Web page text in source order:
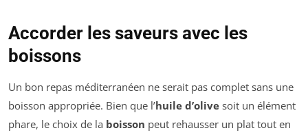
Accorder les saveurs avec les
boissons
Un bon repas méditerranéen ne serait pas complet sans une
boisson appropriée. Bien que l’huile d’olive soit un élément
phare, le choix de la boisson peut rehausser un plat tout en